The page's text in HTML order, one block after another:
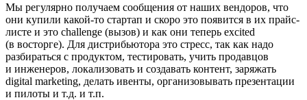
Мы регулярно получаем сообщения от наших вендоров, что
они купили какой-то стартап и скоро это появится в их прайс-
листе и это challenge (вызов) и как они теперь excited
(в восторге). Для дистрибьютора это стресс, так как надо
разбираться с продуктом, тестировать, учить продавцов
и инженеров, локализовать и создавать контент, заряжать
digital marketing, делать ивенты, организовывать презентации
и пилоты и т.д. и т.п.